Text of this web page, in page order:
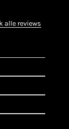
alle reviews